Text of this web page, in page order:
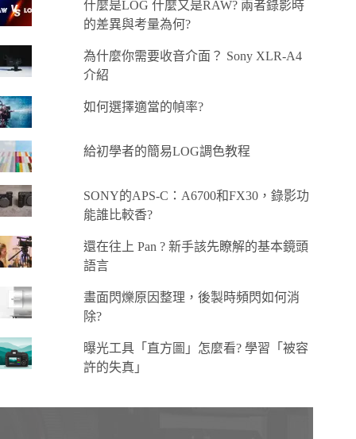
什麼是LOG 什麼又是RAW? 兩者錄影時
的差異與考量為何?
為什麼你需要收音介面？ Sony XLR-A4
介紹
如何選擇適當的幀率?
給初學者的簡易LOG調色教程
SONY的APS-C：A6700和FX30，錄影功
能誰比較香?
還在往上 Pan ? 新手該先瞭解的基本鏡頭
語言
畫面閃爍原因整理，後製時頻閃如何消
除?
曝光工具「直方圖」怎麼看? 學習「被容
許的失真」